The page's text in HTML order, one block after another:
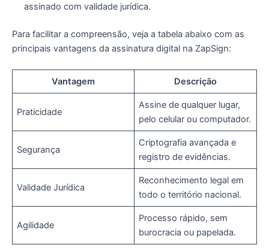
assinado com validade jurídica.
Para facilitar a compreensão, veja a tabela abaixo com as
principais vantagens da assinatura digital na ZapSign:
Vantagem Descrição
Praticidade
Assine de qualquer lugar,
pelo celular ou computador.
Segurança
Criptografia avançada e
registro de evidências.
Validade Jurídica
Reconhecimento legal em
todo o território nacional.
Agilidade
Processo rápido, sem
burocracia ou papelada.